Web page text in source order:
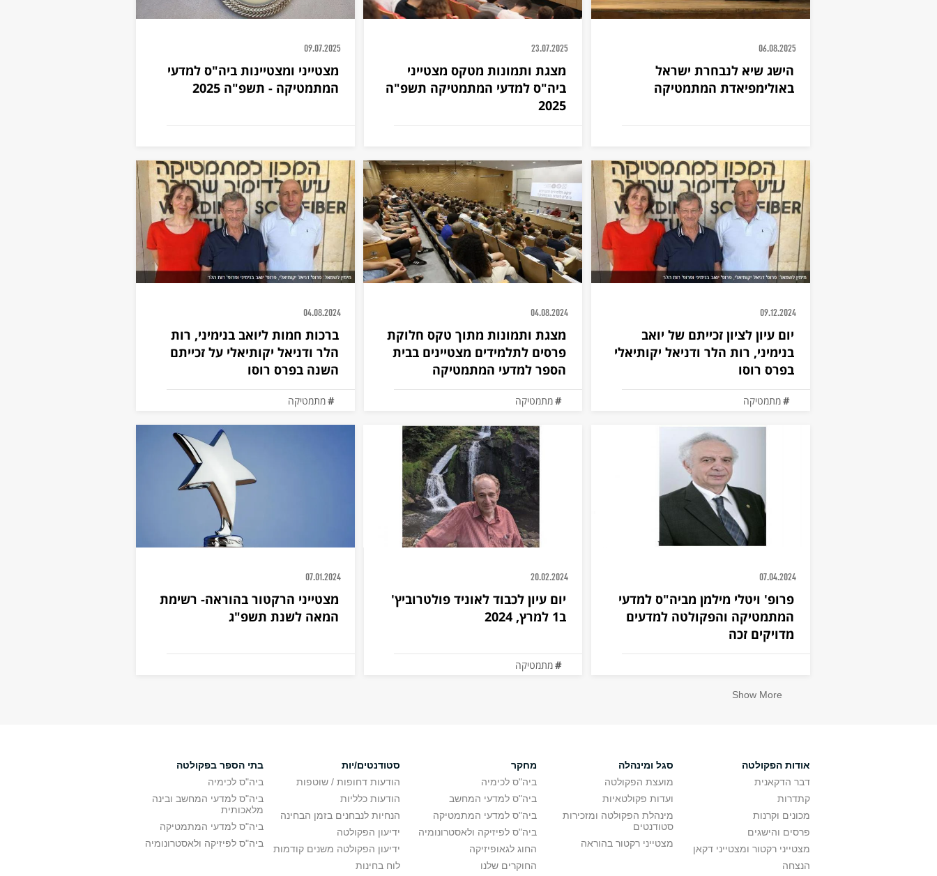
06.08.2025
הישג שיא לנבחרת ישראל
באולימפיאדת המתמטיקה
23.07.2025
מצגת ותמונות מטקס מצטייני
ביה"ס למדעי המתמטיקה תשפ"ה
2025
09.07.2025
מצטייני ומצטיינות ביה"ס למדעי
המתמטיקה - תשפ"ה 2025
09.12.2024
יום עיון לציון זכייתם של יואב
בנימיני, רות הלר ודניאל יקותיאלי
בפרס רוסו
מתמטיקה
04.08.2024
מצגת ותמונות מתוך טקס חלוקת
פרסים לתלמידים מצטיינים בבית
הספר למדעי המתמטיקה
מתמטיקה
04.08.2024
ברכות חמות ליואב בנימיני, רות
הלר ודניאל יקותיאלי על זכייתם
השנה בפרס רוסו
מתמטיקה
07.04.2024
פרופ' ויטלי מילמן מביה"ס למדעי
המתמטיקה והפקולטה למדעים
מדויקים זכה
20.02.2024
יום עיון לכבוד לאוניד פולטרוביץ'
ב1 למרץ, 2024
מתמטיקה
07.01.2024
מצטייני הרקטור בהוראה- רשימת
המאה לשנת תשפ"ג
Show More
אודות הפקולטה
דבר הדקאנית
קתדרות
מכונים וקרנות
פרסים והישגים
מצטייני רקטור ומצטייני דקאן
הנצחה
סגל ומינהלה
מועצת הפקולטה
ועדות פקולטאיות
מינהלת הפקולטה ומזכירות
סטודנטים
מצטייני רקטור בהוראה
מחקר
ביה"ס לכימיה
ביה"ס למדעי המחשב
ביה"ס למדעי המתמטיקה
ביה"ס לפיזיקה ולאסטרונומיה
החוג לגאופיזיקה
החוקרים שלנו
סטודנטים/יות
הודעות דחופות / שוטפות
הודעות כלליות
הנחיות לנבחנים בזמן הבחינה
ידיעון הפקולטה
ידיעון הפקולטה משנים קודמות
לוח בחינות
בתי הספר בפקולטה
ביה"ס לכימיה
ביה"ס למדעי המחשב ובינה
מלאכותית
ביה"ס למדעי המתמטיקה
ביה"ס לפיזיקה ולאסטרונומיה